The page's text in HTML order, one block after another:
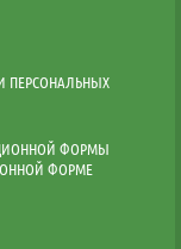
ПЕРСОНАЛЬНЫХ
ФОРМЫ
ФОРМЕ